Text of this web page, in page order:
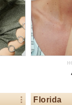
Florida